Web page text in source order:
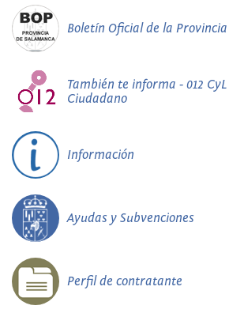
Boletín Oficial de la Provincia
También te informa - 012
Ciudadano
Información
Ayudas y Subvenciones
Perfil de contratante